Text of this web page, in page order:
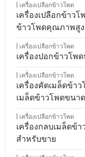
เครื่องเปลือกข้าวโพด
เครื่องเปลือกข้าว
ข้าวโพดคุณภาพสูง
เครื่องเปลือกข้าวโพด
เครื่องปอกข้าวโพ
เครื่องเปลือกข้าวโพด
เครื่องคัดเมล็ดข้า
เมล็ดข้าวโพดขนา
เครื่องเปลือกข้าวโพด
เครื่องกลบเมล็ดข้
สำหรับขาย